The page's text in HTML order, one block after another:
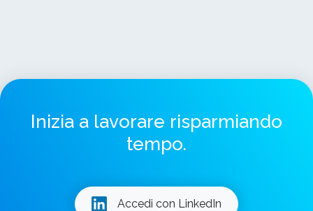
Inizia a lavorare risparmiando
tempo.
Accedi con LinkedIn